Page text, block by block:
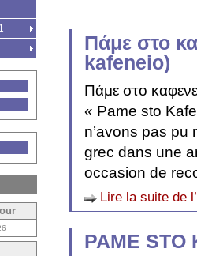
Πάμε στο
kafeneio)
Πάμε στο
« Pame sto
n’avons pas
grec dans une
occasion de
Lire la suite de
PAME STO